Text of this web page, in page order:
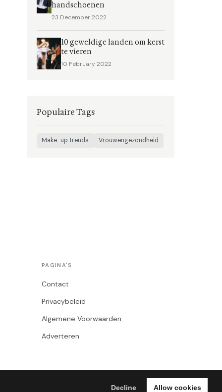
Decline Allow cookies
handschoenen
23 December 2022
10 geweldige landen om kerst
te vieren
10 February 2022
Populaire Tags
Make-up trends Vrouwengezondheid
PAGINA'S
Contact
Privacybeleid
Algemene Voorwaarden
Adverteren